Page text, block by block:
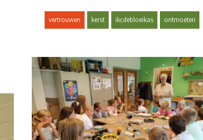
vertrouwen kerst ikcdebloeikas ontmoeten